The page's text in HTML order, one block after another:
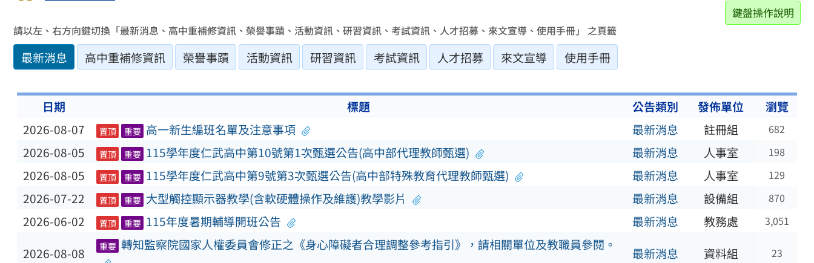
鍵盤操作說明
請以左、右方向鍵切換「最新消息、高中重補修資訊、榮譽事蹟、活動資訊、研習資訊、考試資訊、人才招募、來文宣導、使用手冊」 之頁籤
最新消息 高中重補修資訊 榮譽事蹟 活動資訊 研習資訊 考試資訊 人才招募 來文宣導 使用手冊
日期 標題 公告類別 發佈單位
瀏覽
2026-08-07
置頂 重要 高一新生編班名單及注意事項 最新消息 註冊組 682
2026-08-05 置頂 重要 115學年度仁武高中第10號第1次甄選公告(高中部代理教師甄選) 最新消息 人事室 198
2026-08-05 置頂 重要 115學年度仁武高中第9號第3次甄選公告(高中部特殊教育代理教師甄選) 最新消息 人事室 129
2026-07-22 置頂 重要 大型觸控顯示器教學(含軟硬體操作及維護)教學影片 最新消息 設備組 870
2026-06-02 置頂 重要 115年度暑期輔導開班公告 最新消息 教務處 3,051
2026-08-08 重要 轉知監察院國家人權委員會修正之《身心障礙者合理調整參考指引》，請相關單位及教職員參閱。
最新消息 資料組 23